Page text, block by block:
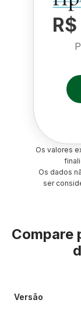
Os valores
Os dados
ser
Compare
Versão